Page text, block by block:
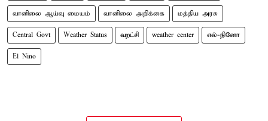
வானிலை ஆய்வு மையம் வானிலை அறிக்கை மத்திய அரசு
Central Govt Weather Status வறட்சி weather center எல்-நினோ
El Nino